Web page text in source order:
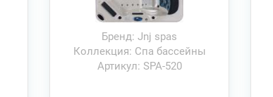
Бренд: Jnj spas
Коллекция: Спа бассейны
Артикул: SPA-520